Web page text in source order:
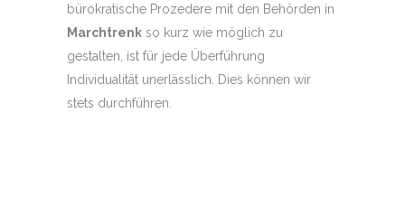
bürokratische Prozedere mit den Behörden in
Marchtrenk so kurz wie möglich zu
gestalten, ist für jede Überführung
Individualität unerlässlich. Dies können wir
stets durchführen.